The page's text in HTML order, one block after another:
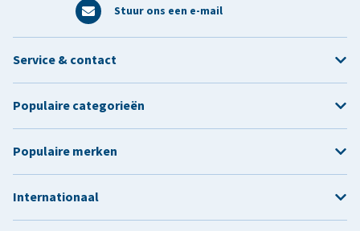
Stuur ons een e-mail
Service & contact
Populaire categorieën
Populaire merken
Internationaal